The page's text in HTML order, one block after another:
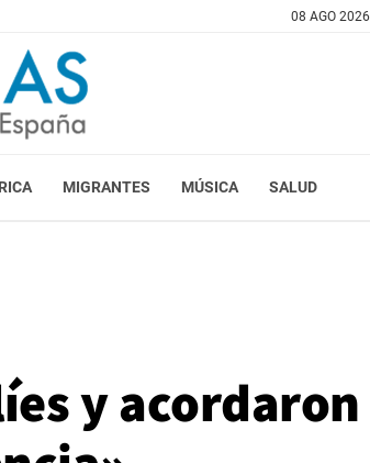
08 AGO 2026
MIGRANTES MÚSICA SALUD
y acordaron